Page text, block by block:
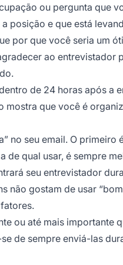
ou pergunta que
posição e que está
por que você seria um
ao entrevistador
de 24 horas após a
mostra que você é
no seu email. O primeiro
de qual usar, é sempre
seu entrevistador
não gostam de usar
ou até mais importante
de sempre enviá-las